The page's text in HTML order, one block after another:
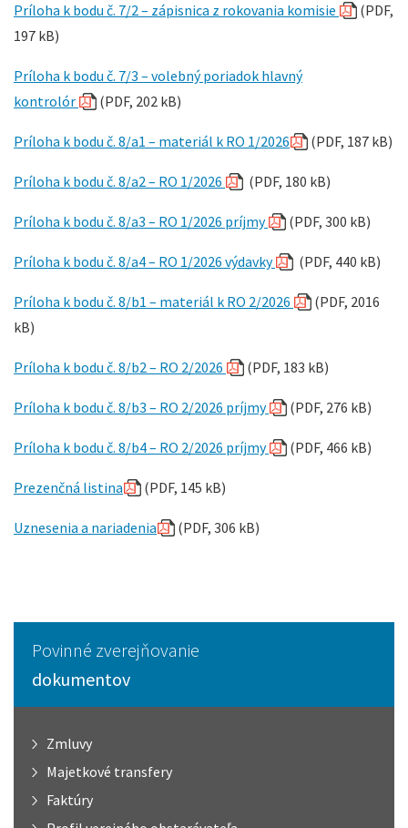
Príloha k bodu č. 7/2 – zápisnica z rokovania komisie
(PDF,
197 kB)
Príloha k bodu č. 7/3 – volebný poriadok hlavný
kontrolór
(PDF, 202 kB)
Príloha k bodu č. 8/a1 – materiál k RO 1/2026 (PDF, 187 kB)
Príloha k bodu č. 8/a2 – RO 1/2026 (PDF, 180 kB)
Príloha k bodu č. 8/a3 – RO 1/2026 príjmy (PDF, 300 kB)
Príloha k bodu č. 8/a4 – RO 1/2026 výdavky (PDF, 440 kB)
Príloha k bodu č. 8/b1 – materiál k RO 2/2026
(PDF, 2016
kB)
Príloha k bodu č. 8/b2 – RO 2/2026 (PDF, 183 kB)
Príloha k bodu č. 8/b3 – RO 2/2026 príjmy (PDF, 276 kB)
Príloha k bodu č. 8/b4 – RO 2/2026 príjmy (PDF, 466 kB)
Prezenčná listina (PDF, 145 kB)
Uznesenia a nariadenia (PDF, 306 kB)
Povinné zverejňovanie
dokumentov
Zmluvy
Majetkové transfery
Faktúry